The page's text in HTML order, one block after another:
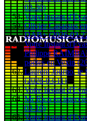
03-30)
Votre Instant
Olivier Casassus
DAB+ (2026-03-
Votre Instant
Philippe
poètes en Vexin
Laurent Journo, le
(2026-03-11)
Votre Instant
Mr Rico en
03-10)
Votre Instant